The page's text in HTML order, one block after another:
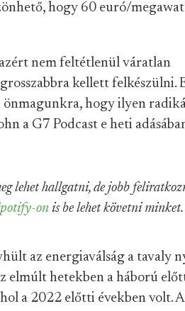
hogy 60 euró/
nem feltétlenül váratlan
kellett felkészülni.
hogy ilyen
a G7 Podcast e heti
lehet hallgatni, de jobb
on is be lehet követni minket.
az energiaválság a tavaly
elmúlt hetekben a háború
a 2022 előtti években volt.